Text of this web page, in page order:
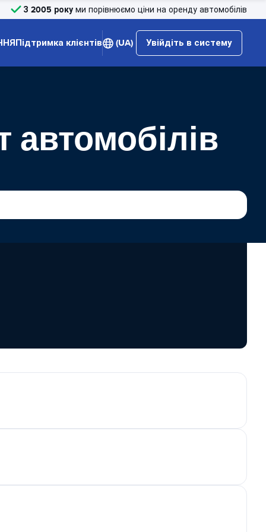
З 2005 року ми порівнюємо ціни на оренду автомобілів
Підтримка клієнтів (UA) Увійдіть в систему